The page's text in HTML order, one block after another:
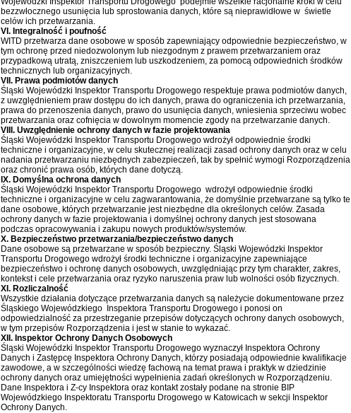
bezzwłocznego usunięcia lub sprostowania danych, które są nieprawidłowe w świetle
celów ich przetwarzania.
VI. Integralność i poufność
WITD przetwarza dane osobowe w sposób zapewniający odpowiednie bezpieczeństwo, w
tym ochronę przed niedozwolonym lub niezgodnym z prawem przetwarzaniem oraz
przypadkową utratą, zniszczeniem lub uszkodzeniem, za pomocą odpowiednich środków
technicznych lub organizacyjnych.
VII. Prawa podmiotów danych
Śląski Wojewódzki Inspektor Transportu Drogowego respektuje prawa podmiotów danych,
z uwzględnieniem praw dostępu do ich danych, prawa do ograniczenia ich przetwarzania,
prawa do przenoszenia danych, prawo do usunięcia danych, wniesienia sprzeciwu wobec
przetwarzania oraz cofnięcia w dowolnym momencie zgody na przetwarzanie danych.
VIII. Uwzględnienie ochrony danych w fazie projektowania
Śląski Wojewódzki Inspektor Transportu Drogowego wdrożył odpowiednie środki
techniczne i organizacyjne, w celu skutecznej realizacji zasad ochrony danych oraz w celu
nadania przetwarzaniu niezbędnych zabezpieczeń, tak by spełnić wymogi Rozporządzenia
oraz chronić prawa osób, których dane dotyczą.
IX. Domyślna ochrona danych
Śląski Wojewódzki Inspektor Transportu Drogowego wdrożył odpowiednie środki
techniczne i organizacyjne w celu zagwarantowania, że domyślnie przetwarzane są tylko te
dane osobowe, których przetwarzanie jest niezbędne dla określonych celów. Zasada
ochrony danych w fazie projektowania i domyślnej ochrony danych jest stosowana
podczas opracowywania i zakupu nowych produktów/systemów.
X. Bezpieczeństwo przetwarzania/bezpieczeństwo danych
Dane osobowe są przetwarzane w sposób bezpieczny. Śląski Wojewódzki Inspektor
Transportu Drogowego wdrożył środki techniczne i organizacyjne zapewniające
bezpieczeństwo i ochronę danych osobowych, uwzględniając przy tym charakter, zakres,
kontekst i cele przetwarzania oraz ryzyko naruszenia praw lub wolności osób fizycznych.
XI. Rozliczalność
Wszystkie działania dotyczące przetwarzania danych są należycie dokumentowane przez
Śląskiego Wojewódzkiego Inspektora Transportu Drogowego i ponosi on
odpowiedzialność za przestrzeganie przepisów dotyczących ochrony danych osobowych,
w tym przepisów Rozporządzenia i jest w stanie to wykazać.
XII. Inspektor Ochrony Danych Osobowych
Śląski Wojewódzki Inspektor Transportu Drogowego wyznaczył Inspektora Ochrony
Danych i Zastępcę Inspektora Ochrony Danych, którzy posiadają odpowiednie kwalifikacje
zawodowe, a w szczególności wiedzę fachową na temat prawa i praktyk w dziedzinie
ochrony danych oraz umiejętności wypełnienia zadań określonych w Rozporządzeniu.
Dane Inspektora i Z-cy Inspektora oraz kontakt zostały podane na stronie BIP
Wojewódzkiego Inspektoratu Transportu Drogowego w Katowicach w sekcji Inspektor
Ochrony Danych.